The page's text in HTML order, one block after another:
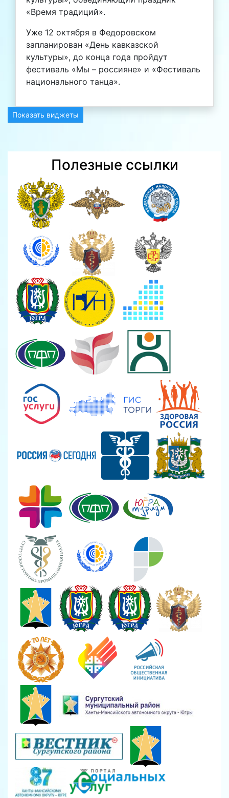
«Время традиций».
Уже 12 октября в Федоровском
запланирован «День кавказской
культуры», до конца года пройдут
фестиваль «Мы – россияне» и «Фестиваль
национального танца».
Показать виджеты
Полезные ссылки